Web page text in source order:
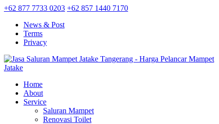
+62 877 7733 0203 +62 857 1440 7170
News & Post
Terms
Privacy
Home
About
Service
Saluran Mampet
Renovasi Toilet